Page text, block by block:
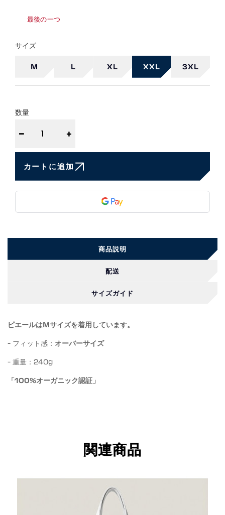
最後の一つ
サイズ
M L XL XXL 3XL
数量
− +
カートに追加
商品説明
配送
サイズガイド
ピエールはMサイズを着用しています。
- フィット感： オーバーサイズ
- 重量：240g
「100%オーガニック認証」
関連商品